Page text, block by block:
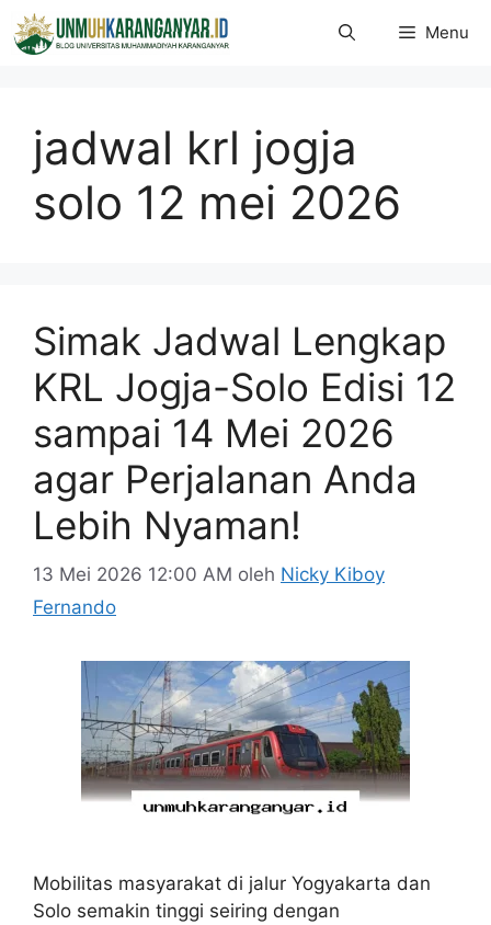
Langsung
ke
Menu
jadwal krl jogja
solo 12 mei 2026
Simak Jadwal Lengkap
KRL Jogja-Solo Edisi 12
sampai 14 Mei 2026
agar Perjalanan Anda
Lebih Nyaman!
13 Mei 2026 12:00 AM oleh Nicky Kiboy
Fernando
Mobilitas masyarakat di jalur Yogyakarta dan
Solo semakin tinggi seiring dengan